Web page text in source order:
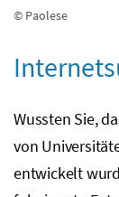
© Paolese
Wussten Sie,
von
entwickelt